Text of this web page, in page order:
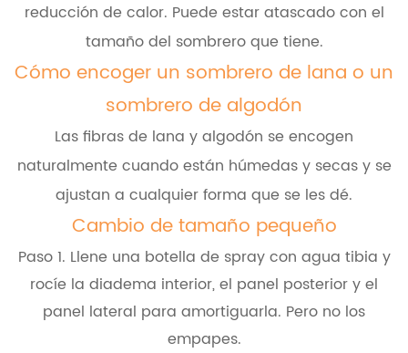
reducción de calor. Puede estar atascado con el
tamaño del sombrero que tiene.
Cómo encoger un sombrero de lana o un
sombrero de algodón
Las fibras de lana y algodón se encogen
naturalmente cuando están húmedas y secas y se
ajustan a cualquier forma que se les dé.
Cambio de tamaño pequeño
Paso 1. Llene una botella de spray con agua tibia y
rocíe la diadema interior, el panel posterior y el
panel lateral para amortiguarla. Pero no los
empapes.